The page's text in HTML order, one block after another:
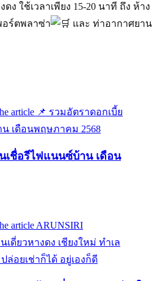
ง ใช้เวลาเพียง 15-20 นาที ถึง ห้าง
ร์ตพลาซ่า
และ ท่าอากาศยาน
เชื่อรีไฟแนนซ์บ้าน เดือน